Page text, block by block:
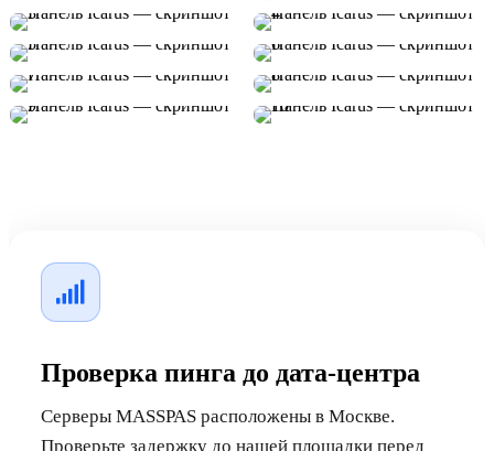
Проверка пинга до дата-центра
Серверы MASSPAS расположены в Москве.
Проверьте задержку до нашей площадки перед